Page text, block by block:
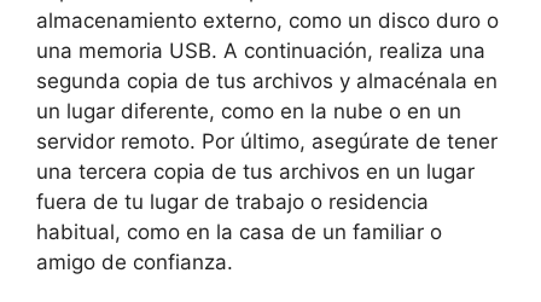
almacenamiento externo, como un disco duro o
una memoria USB. A continuación, realiza una
segunda copia de tus archivos y almacénala en
un lugar diferente, como en la nube o en un
servidor remoto. Por último, asegúrate de tener
una tercera copia de tus archivos en un lugar
fuera de tu lugar de trabajo o residencia
habitual, como en la casa de un familiar o
amigo de confianza.